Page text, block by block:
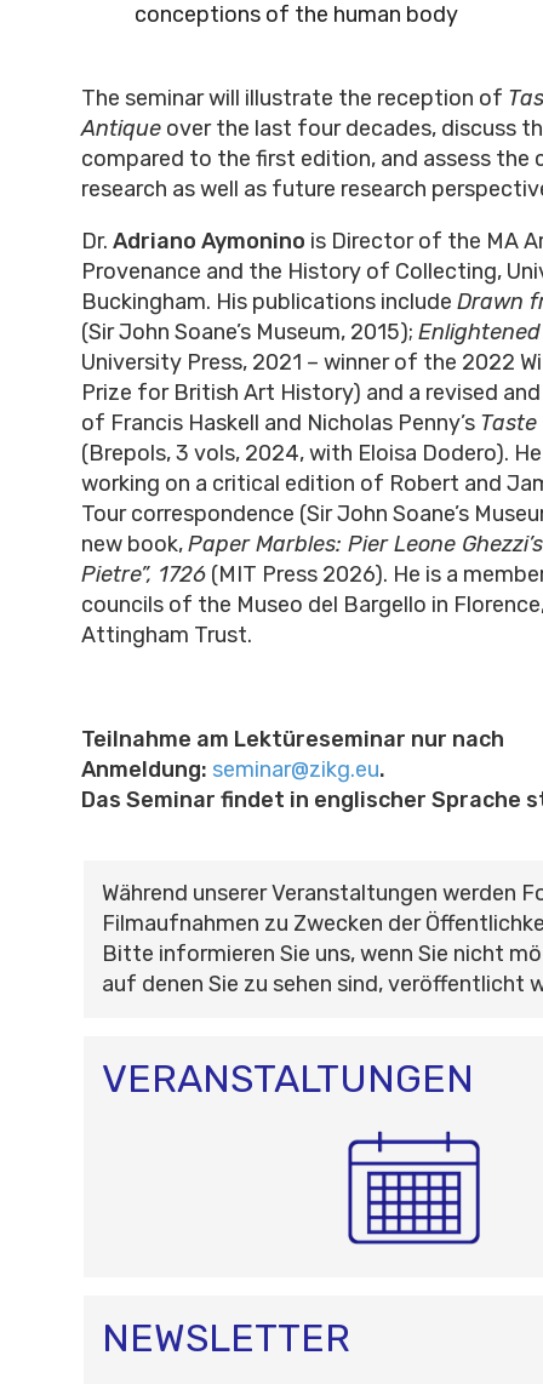
conceptions of the human body
The seminar will illustrate the reception of
Antiqueover the last four decades, discuss
compared to the first edition, and assess
research as well as future research
Dr. Adriano Aymonino is Director of the MA
Provenance and the History of Collecting,
Buckingham. His publications include Drawn
(Sir John Soane’s Museum, 2015);
University Press, 2021 – winner of the 2022
Prize for British Art History) and a revised
of Francis Haskell and Nicholas Penny’s
(Brepols, 3 vols, 2024, with Eloisa Dodero).
working on a critical edition of Robert and
Tour correspondence (Sir John Soane’s
new book,Paper Marbles: Pier Leone
Pietre”, 1726(MIT Press 2026). He is a
councils of the Museo del Bargello in
Attingham Trust.
Teilnahme am Lektüreseminar nur nach
Anmeldung: seminar@zikg.eu.
Das Seminar findet in englischer Sprache
Während unserer Veranstaltungen werden
Filmaufnahmen zu Zwecken der
Bitte informieren Sie uns, wenn Sie nicht
auf denen Sie zu sehen sind, veröffentlicht
VERANSTALTUNGEN
NEWSLETTER